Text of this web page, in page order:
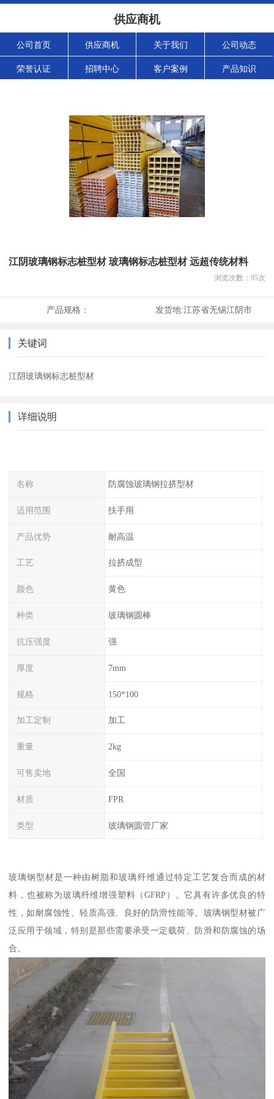
供应商机
公司首页 供应商机 关于我们 公司动态
荣誉认证 招聘中心 客户案例 产品知识
江阴玻璃钢标志桩型材 玻璃钢标志桩型材 远超传统材料
浏览次数： 95次
产品规格： 发货地:江苏省无锡江阴市
关键词
江阴玻璃钢标志桩型材
详细说明
名称 防腐蚀玻璃钢拉挤型材
适用范围 扶手用
产品优势 耐高温
工艺 拉挤成型
颜色 黄色
种类 玻璃钢圆棒
抗压强度 强
厚度 7mm
规格 150*100
加工定制 加工
重量 2kg
可售卖地 全国
材质 FPR
类型 玻璃钢圆管厂家
玻璃钢型材是一种由树脂和玻璃纤维通过特定工艺复合而成的材
料，也被称为玻璃纤维增强塑料（GFRP）。它具有许多优良的特
性，如耐腐蚀性、轻质高强、良好的防滑性能等。玻璃钢型材被广
泛应用于领域，特别是那些需要承受一定载荷、防滑和防腐蚀的场
合。